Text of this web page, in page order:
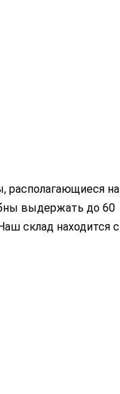
располагающиеся на
выдержать до 60
склад находится с